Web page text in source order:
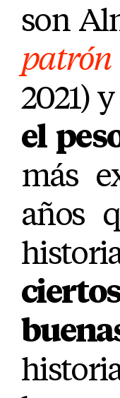
son
patrón
2021)
el
más
años